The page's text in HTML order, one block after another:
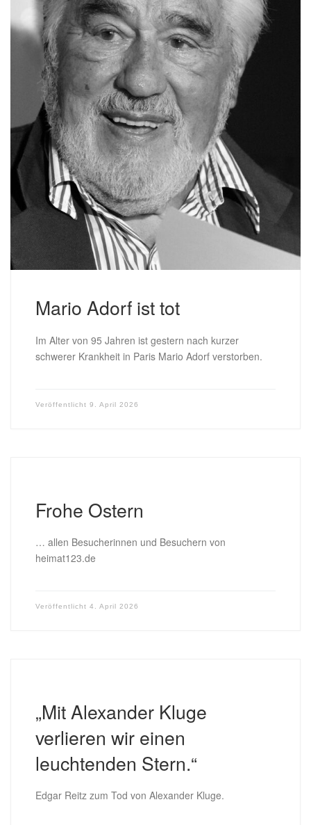
Mario Adorf ist tot
Im Alter von 95 Jahren ist gestern nach kurzer
schwerer Krankheit in Paris Mario Adorf verstorben.
Veröffentlicht 9. April 2026
Frohe Ostern
… allen Besucherinnen und Besuchern von
heimat123.de
Veröffentlicht 4. April 2026
„Mit Alexander Kluge
verlieren wir einen
leuchtenden Stern.“
Edgar Reitz zum Tod von Alexander Kluge.